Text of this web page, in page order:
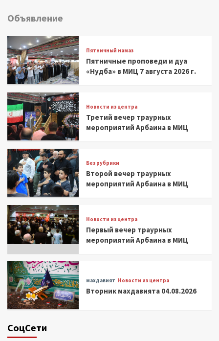
Объявление
Пятничный намаз
Пятничные проповеди и дуа
«Нудба» в МИЦ 7 августа 2026 г.
Новости из центра
Третий вечер траурных
мероприятий Арбаина в МИЦ
Без рубрики
Второй вечер траурных
мероприятий Арбаина в МИЦ
Новости из центра
Первый вечер траурных
мероприятий Арбаина в МИЦ
махдавият Новости из центра
Вторник махдавията 04.08.2026
СоцСети